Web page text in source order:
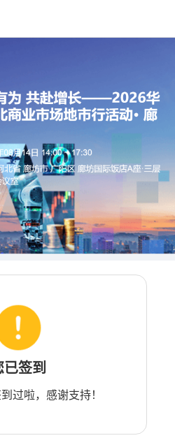
已签到
过啦，感谢支持！